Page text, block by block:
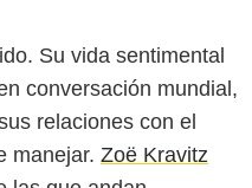
Su vida sentimental
conversación mundial,
relaciones con el
manejar. Zoë Kravitz